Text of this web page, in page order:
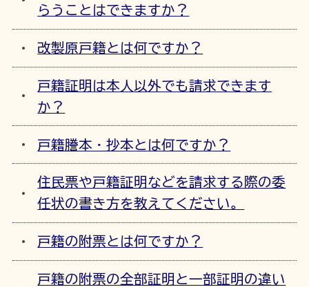
らうことはできますか？
改製原戸籍とは何ですか？
戸籍証明は本人以外でも請求できます
か？
戸籍謄本・抄本とは何ですか？
住民票や戸籍証明などを請求する際の委
任状の書き方を教えてください。
戸籍の附票とは何ですか？
戸籍の附票の全部証明と一部証明の違い